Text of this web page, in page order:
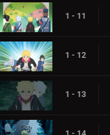
1 - 11
1 - 12
1 - 13